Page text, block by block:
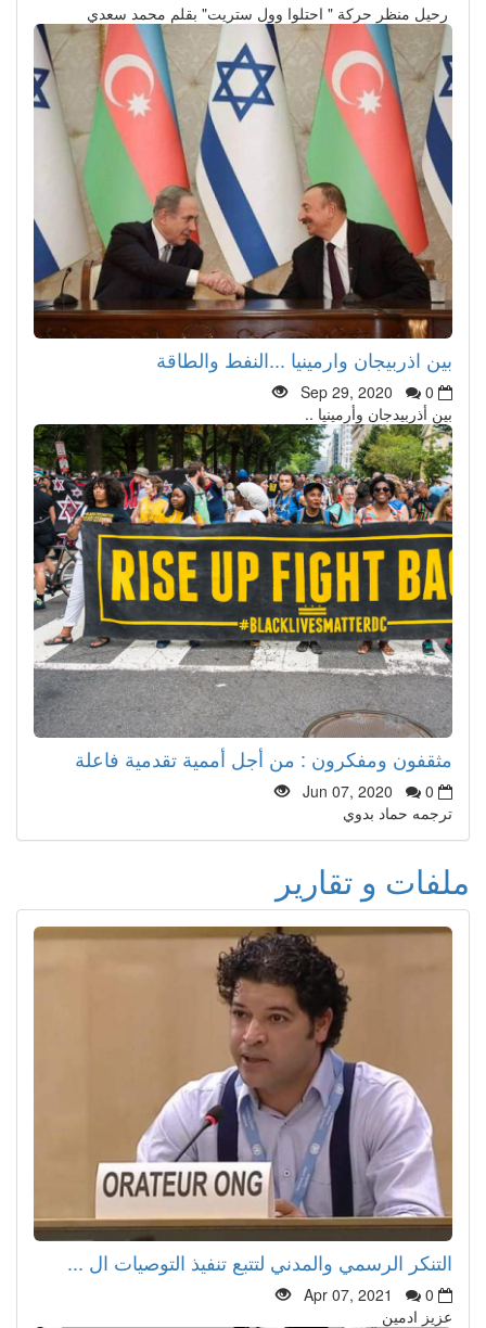
رحيل منظر حركة " احتلوا وول ستريت" بقلم محمد سعدي
بين اذربيجان وارمينيا ...النفط والطاقة
Sep 29, 2020
0
بين أذربيدجان وأرمينيا ..
مثقفون ومفكرون : من أجل أممية تقدمية فاعلة
Jun 07, 2020
0
ترجمه حماد بدوي
ملفات و تقارير
التنكر الرسمي والمدني لتتبع تنفيذ التوصيات ال ...
Apr 07, 2021
0
عزيز ادمين